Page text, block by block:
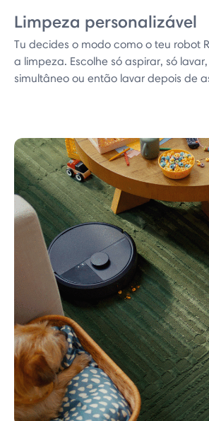
Limpeza personalizável
Tu decides o modo como o teu robot
a limpeza. Escolhe só aspirar, só
simultâneo ou então lavar depois de